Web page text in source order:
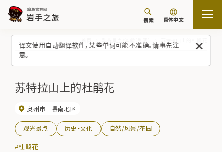
译文使用自动翻译软件，某些单词可能不准确。请事先注
意。
搜索 简体中文
苏特拉山上的杜鹃花
奥州市 县南地区
观光景点 历史・文化 自然/风景/花园
#杜鹃花